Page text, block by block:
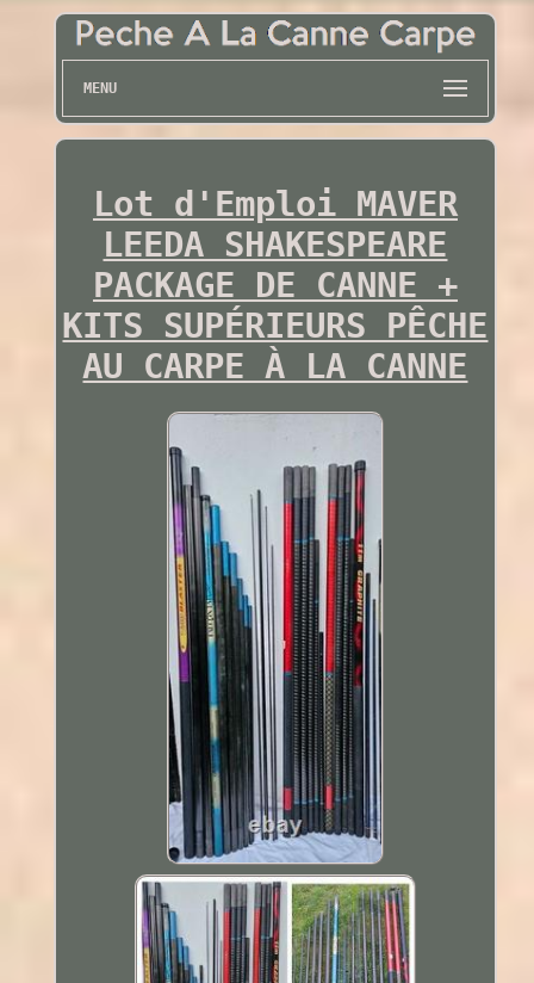
MENU
Lot d'Emploi MAVER
LEEDA SHAKESPEARE
PACKAGE DE CANNE +
KITS SUPÉRIEURS PÊCHE
AU CARPE À LA CANNE